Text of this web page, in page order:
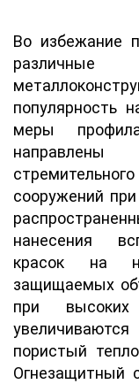
Во избежание
популярность
меры
сооружений
нанесения
красок на
защищаемых
при высоких
пористый
Огнезащитный